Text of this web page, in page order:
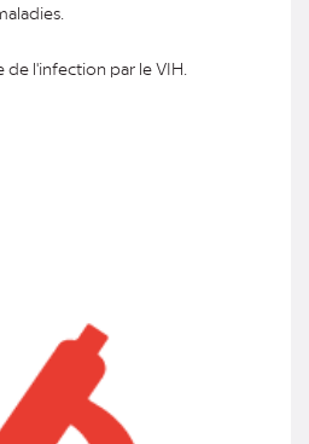
de l'infection par le VIH.